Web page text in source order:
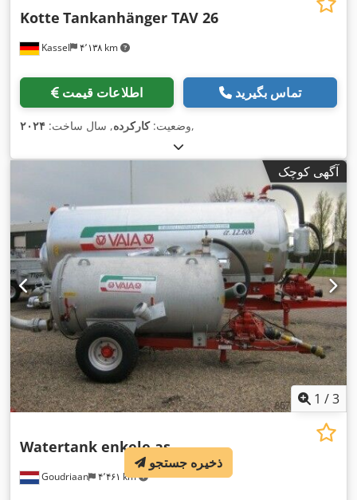
Kassel ۴٬۱۳۸ km
Kotte Tankanhänger TAV 26
اطلاعات قیمت تماس بگیرید
وضعیت:کارکرده, سال ساخت: ۲۰۲۴ ,
آگهی کوچک
1 /3
Goudriaan ۴٬۴۶۱ km
Watertank enkele as
ذخیره جستجو